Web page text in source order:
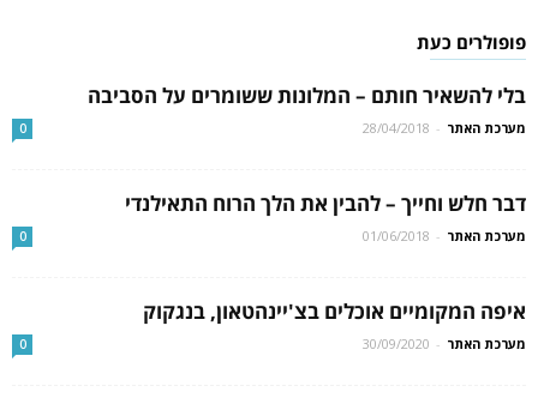
פופולרים כעת
בלי להשאיר חותם – המלונות ששומרים על הסביבה
מערכת האתר -
28/04/2018
0
דבר חלש וחייך – להבין את הלך הרוח התאילנדי
מערכת האתר -
01/06/2018
0
איפה המקומיים אוכלים בצ'יינהטאון, בנגקוק
מערכת האתר -
30/09/2020
0